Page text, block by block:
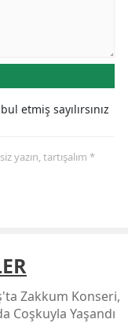
etmiş sayılırsınız
yazın, tartışalım *
Zakkum Konseri,
Coşkuyla Yaşandı